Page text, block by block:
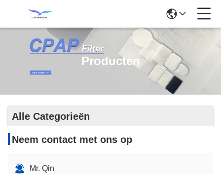
Producten
Alle Categorieën
Neem contact met ons op
Mr. Qin